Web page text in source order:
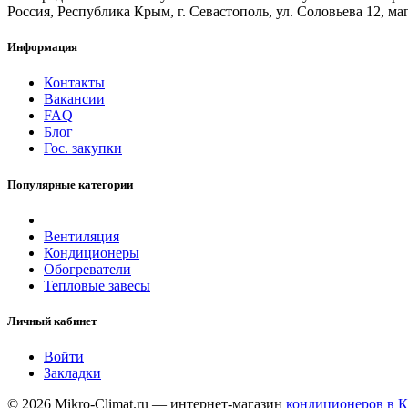
Россия, Республика Крым, г. Севастополь, ул. Соловьева 12,
Информация
Контакты
Вакансии
FAQ
Блог
Гос. закупки
Популярные категории
Вентиляция
Кондиционеры
Обогреватели
Тепловые завесы
Личный кабинет
Войти
Закладки
© 2026 Mikro-Climat.ru — интернет-магазин кондиционеров в